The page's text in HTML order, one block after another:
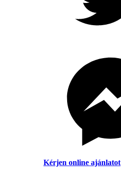
Kérjen online ajánlatot